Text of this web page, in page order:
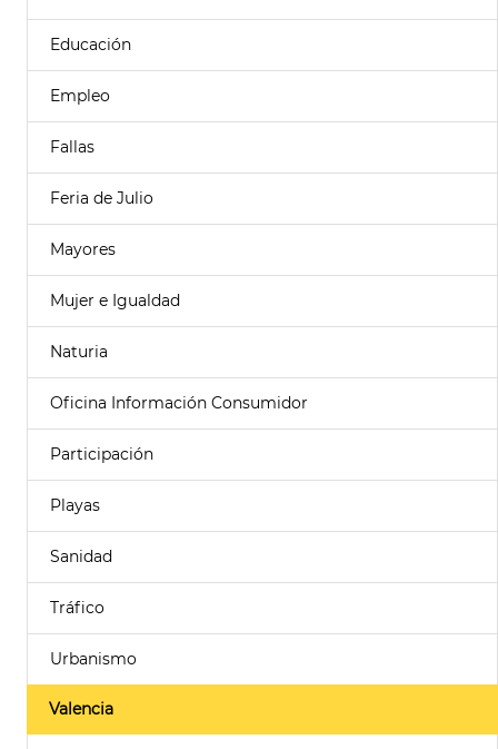
Educación
Empleo
Fallas
Feria de Julio
Mayores
Mujer e Igualdad
Naturia
Oficina Información Consumidor
Participación
Playas
Sanidad
Tráfico
Urbanismo
Valencia